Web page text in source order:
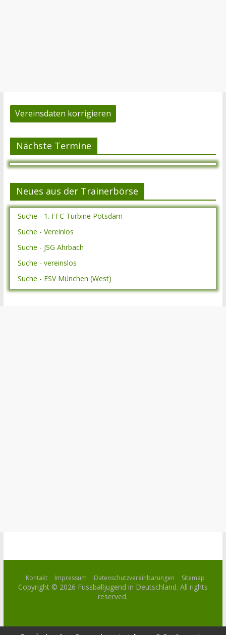
Vereinsdaten korrigieren
Nächste Termine
Neues aus der Trainerbörse
Suche - 1. FFC Turbine Potsdam
Suche - Vereinlos
Suche - JSG Ahrbach
Suche - vereinslos
Suche - ESV München (West)
Kontakt Impressum Datenschutzvereinbarungen Sitemap
Copyright © 2026 Fussballjugend in Deutschland. All rights
reserved.